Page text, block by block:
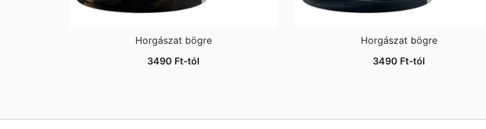
Horgászat bögre
3490 Ft-tól
Horgászat bögre
3490 Ft-tól